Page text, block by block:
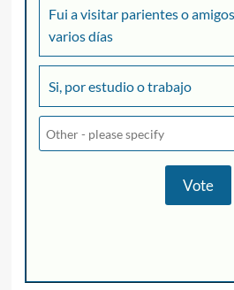
Fui a visitar parientes o
varios días
Si, por estudio o trabajo